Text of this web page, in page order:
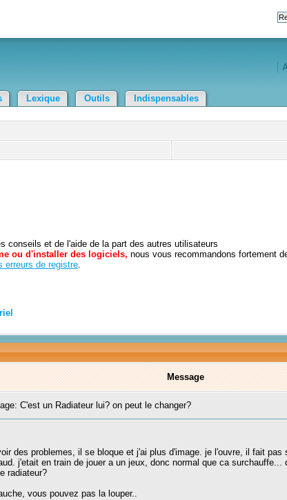
Lexique Outils Indispensables
conseils et de l'aide de la part des autres utilisateurs
ou d'installer des logiciels, nous vous recommandons fortement
erreurs de registre.
Message
C'est un Radiateur lui? on peut le changer?
des problemes, il se bloque et j'ai plus d'image. je l'ouvre, il fait
j'etait en train de jouer a un jeux, donc normal que ca
radiateur?
vous pouvez pas la louper..